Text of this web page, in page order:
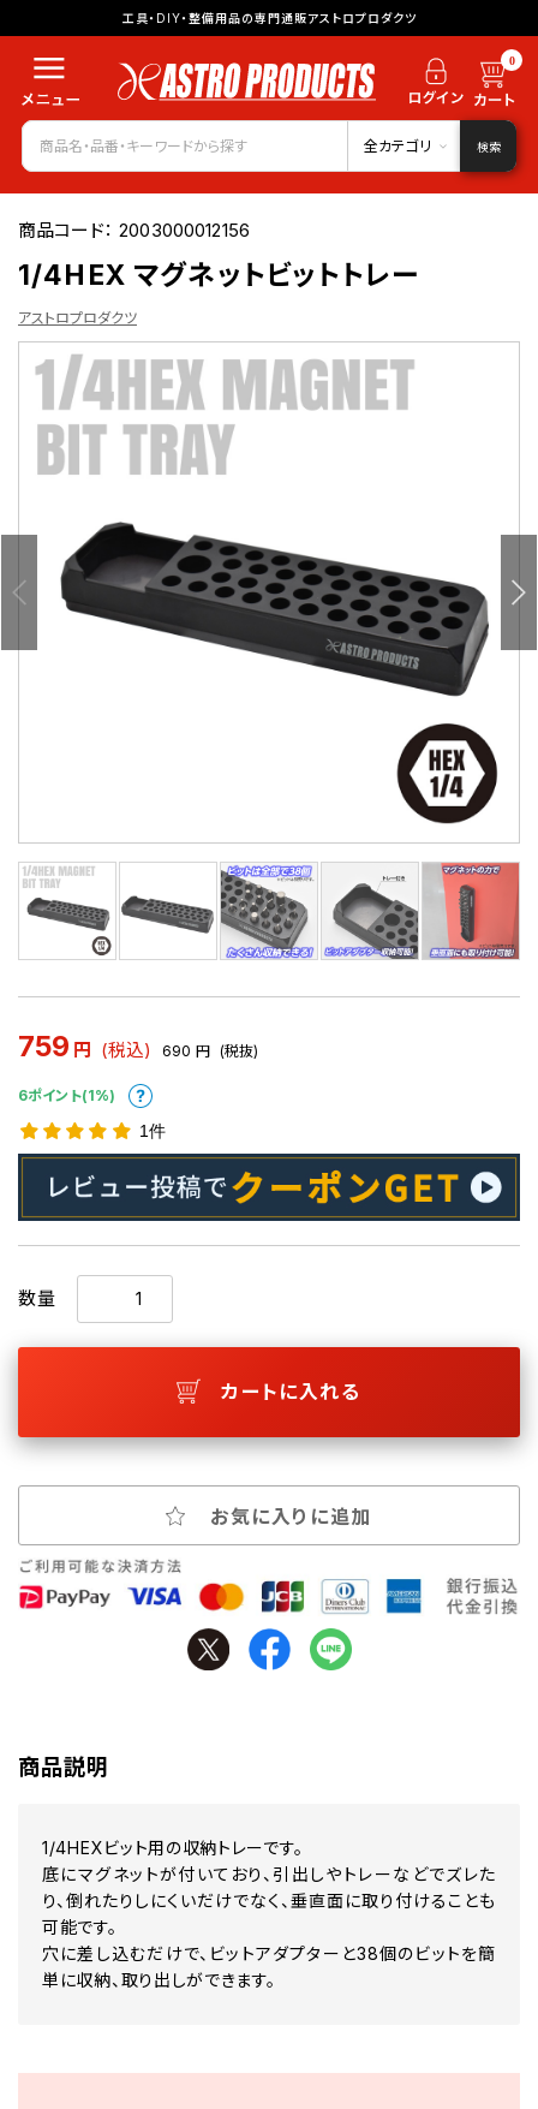
工具・DIY・整備用品の専門通販アストロプロダクツ
0
全カテゴリ 検索
商品コード：2003000012156
1/4HEX マグネットビットトレー
アストロプロダクツ
759 円 (税込) 690 円 (税抜)
6ポイント(1%)
1件
数量
カートに入れる
お気に入りに追加
商品説明
1/4HEXビット用の収納トレーです。
底にマグネットが付いており、引出しやトレーなどでズレた
り、倒れたりしにくいだけでなく、垂直面に取り付けることも
可能です。
穴に差し込むだけで、ビットアダプターと38個のビットを簡
単に収納、取り出しができます。